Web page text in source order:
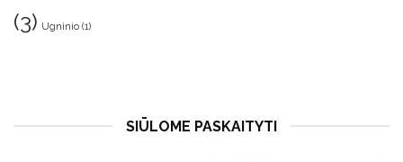
(3) Ugninio (1)
SIŪLOME PASKAITYTI